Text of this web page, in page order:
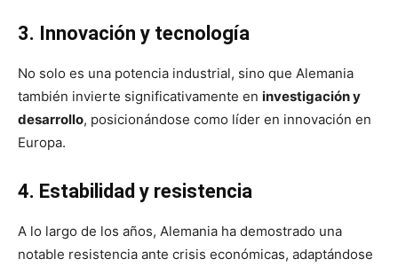
3. Innovación y tecnología
No solo es una potencia industrial, sino que Alemania
también invierte significativamente en investigación y
desarrollo, posicionándose como líder en innovación en
Europa.
4. Estabilidad y resistencia
A lo largo de los años, Alemania ha demostrado una
notable resistencia ante crisis económicas, adaptándose